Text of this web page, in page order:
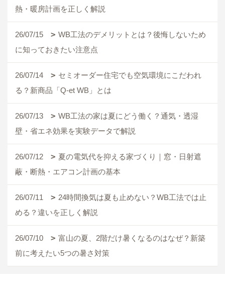
熱・暖房計画を正しく解説
26/07/15
WB工法のデメリットとは？後悔しないため
に知っておきたい注意点
26/07/14
セミオーダー住宅でも空気環境にこだわれ
る？新商品「Q-et WB」とは
26/07/13
WB工法の家は夏にどう働く？通気・透湿
壁・省エネ効果を実験データで解説
26/07/12
夏の電気代を抑える家づくり｜窓・日射遮
蔽・断熱・エアコン計画の基本
26/07/11
24時間換気は夏も止めない？WB工法では止
める？違いを正しく解説
26/07/10
富山の夏、2階だけ暑くなるのはなぜ？新築
前に考えたい5つの暑さ対策